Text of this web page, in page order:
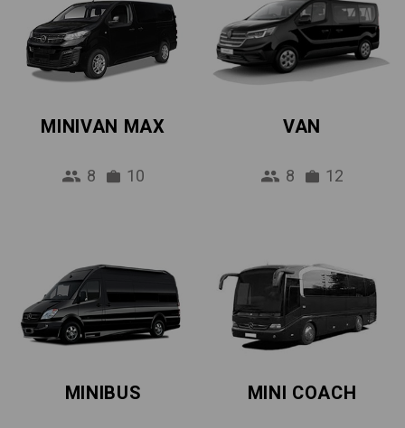
MINIVAN MAX
8 10
VAN
8 12
MINIBUS MINI COACH